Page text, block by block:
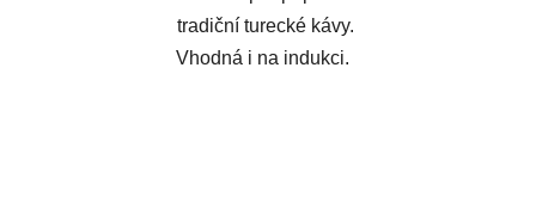
tradiční turecké kávy.
Vhodná i na indukci.